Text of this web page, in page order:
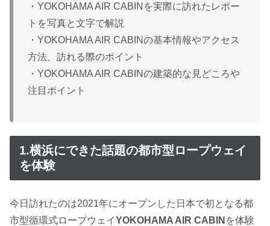
・YOKOHAMA AIR CABINを実際に訪れたレポー
トを写真と文字で解説
・YOKOHAMA AIR CABINの基本情報やアクセス
方法、訪れる際のポイント
・YOKOHAMA AIR CABINの建築的な見どころや
注目ポイント
1.横浜にできた話題の都市型ロープウェイ
を体験
今日訪れたのは2021年にオープンした日本で初となる都
市型循環式ロープウェイYOKOHAMA AIR CABIN を体験